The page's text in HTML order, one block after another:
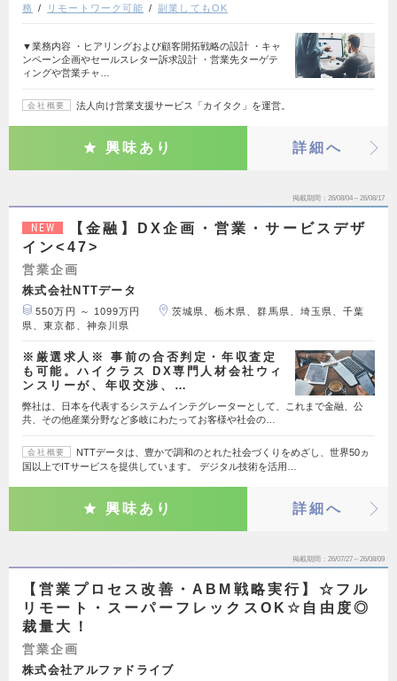
務
リモートワーク可能 副業してもOK
▼業務内容 ・ヒアリングおよび顧客開拓戦略の設計 ・キャ
ンペーン企画やセールスレター訴求設計 ・営業先ターゲテ
ィングや営業チャ…
会社概要 法人向け営業支援サービス「カイタク」を運営。
興味あり 詳細へ
掲載期間 26/08/04～26/08/17
NEW
【金融】DX企画・営業・サービスデザ
イン<47>
営業企画
株式会社NTTデータ
550万円 ～ 1099万円
茨城県、栃木県、群馬県、埼玉県、千葉
県、東京都、神奈川県
※厳選求人※ 事前の合否判定・年収査定
も可能。ハイクラス DX専門人材会社ウィ
ンスリーが、年収交渉、…
弊社は、日本を代表するシステムインテグレーターとして、これまで金融、公
共、その他産業分野など多岐にわたってお客様や社会の…
会社概要
NTTデータは、豊かで調和のとれた社会づくりをめざし、世界50ヵ
国以上でITサービスを提供しています。 デジタル技術を活用…
興味あり 詳細へ
掲載期間 26/07/27～26/08/09
【営業プロセス改善・ABM戦略実行】☆フル
リモート・スーパーフレックスOK☆自由度◎
裁量大！
営業企画
株式会社アルファドライブ